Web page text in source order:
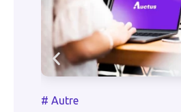
# Autre